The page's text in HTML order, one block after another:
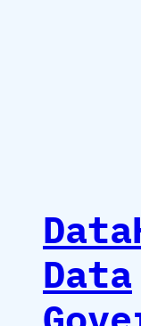
Data